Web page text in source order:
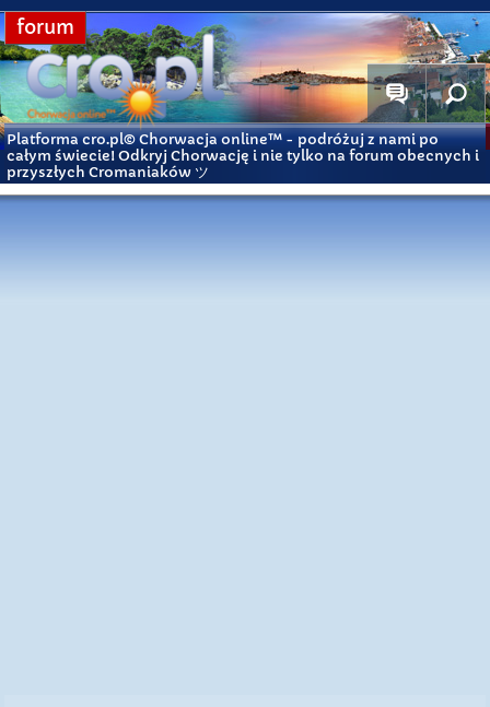
forum
Platforma cro.pl© Chorwacja online™ - podróżuj z nami po
całym świecie! Odkryj Chorwację i nie tylko na forum obecnych i
przyszłych Cromaniaków ツ